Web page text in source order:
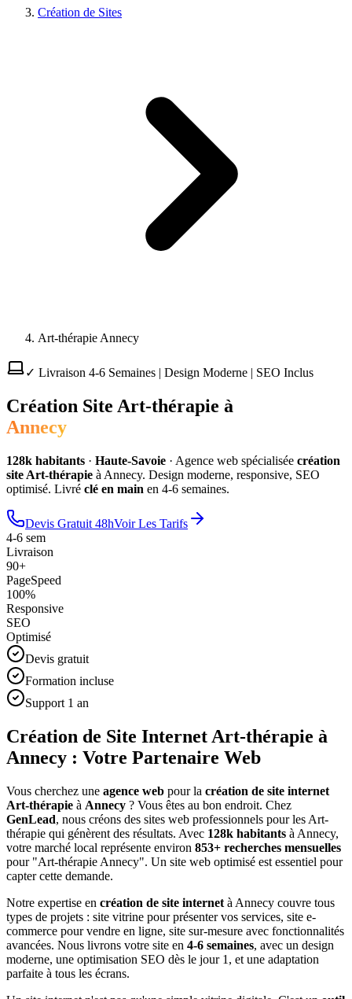
Création de Sites
Art-thérapie Annecy
✓ Livraison 4-6 Semaines | Design Moderne | SEO Inclus
Création Site Art-thérapie à
Annecy
128k habitants · Haute-Savoie · Agence web spécialisée création
site Art-thérapie à Annecy. Design moderne, responsive, SEO
optimisé. Livré clé en main en 4-6 semaines.
Devis Gratuit 48hVoir Les Tarifs
4-6 sem
Livraison
90+
PageSpeed
100%
Responsive
SEO
Optimisé
Devis gratuit
Formation incluse
Support 1 an
Création de Site Internet Art-thérapie à
Annecy : Votre Partenaire Web
Vous cherchez une agence web pour la création de site internet
Art-thérapie à Annecy ? Vous êtes au bon endroit. Chez
GenLead, nous créons des sites web professionnels pour les Art-
thérapie qui génèrent des résultats. Avec 128k habitants à Annecy,
votre marché local représente environ 853+ recherches mensuelles
pour "Art-thérapie Annecy". Un site web optimisé est essentiel pour
capter cette demande.
Notre expertise en création de site internet à Annecy couvre tous
types de projets : site vitrine pour présenter vos services, site e-
commerce pour vendre en ligne, site sur-mesure avec fonctionnalités
avancées. Nous livrons votre site en 4-6 semaines, avec un design
moderne, une optimisation SEO dès le jour 1, et une adaptation
parfaite à tous les écrans.